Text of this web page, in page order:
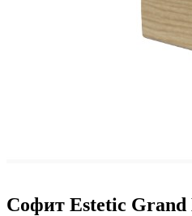
Софит Estetic Grand